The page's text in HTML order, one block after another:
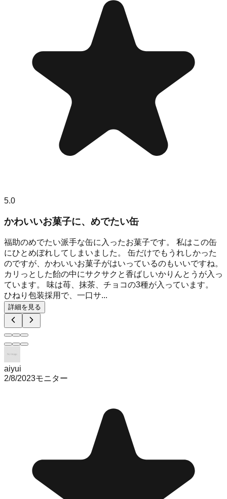
5.0
かわいいお菓子に、めでたい缶
福助のめでたい派手な缶に入ったお菓子です。 私はこの缶
にひとめぼれしてしまいました。 缶だけでもうれしかった
のですが、かわいいお菓子がはいっているのもいいですね。
カリっとした飴の中にサクサクと香ばしいかりんとうが入っ
ています。 味は苺、抹茶、チョコの3種が入っています。
ひねり包装採用で、一口サ...
詳細を見る
aiyui
2/8/2023モニター